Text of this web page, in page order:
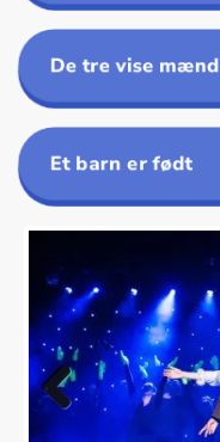
De tre vise mænd
Et barn er født
Previous